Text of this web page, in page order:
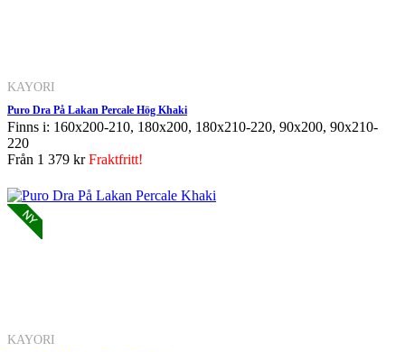
KAYORI
Puro Dra På Lakan Percale Hög Khaki
Finns i: 160x200-210, 180x200, 180x210-220, 90x200, 90x210-
220
Från 1 379 krFraktfritt!
KAYORI